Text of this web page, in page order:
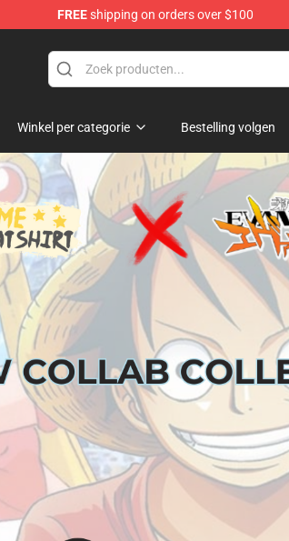
FREEshipping on orders over $100
Winkel per categorie Bestelling volgen